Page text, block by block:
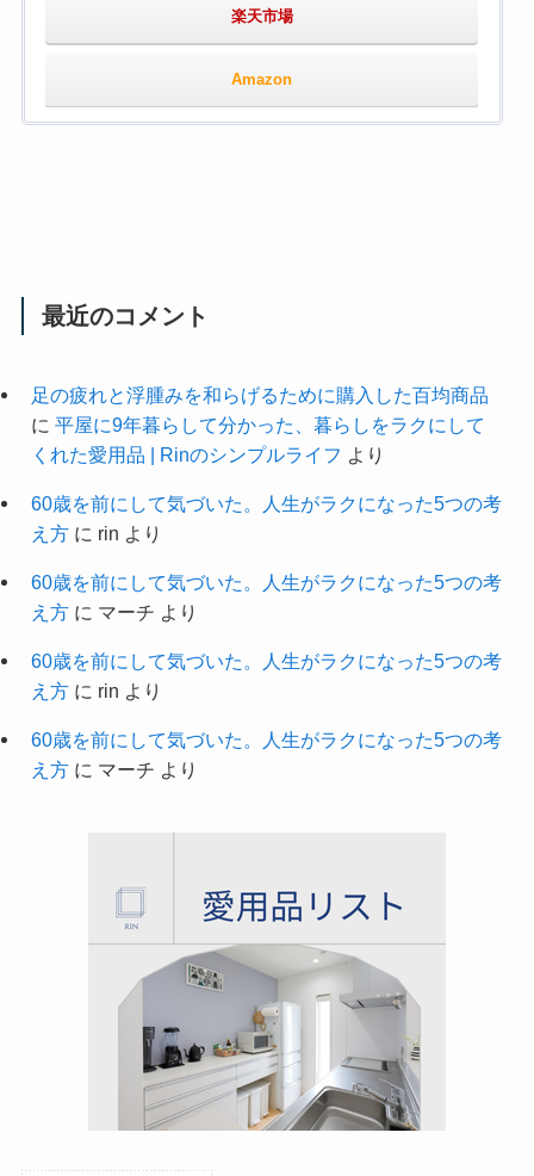
楽天市場
Amazon
最近のコメント
足の疲れと浮腫みを和らげるために購入した百均商品
に 平屋に9年暮らして分かった、暮らしをラクにして
くれた愛用品 | Rinのシンプルライフ より
60歳を前にして気づいた。人生がラクになった5つの考
え方に rin より
60歳を前にして気づいた。人生がラクになった5つの考
え方に マーチ より
60歳を前にして気づいた。人生がラクになった5つの考
え方に rin より
60歳を前にして気づいた。人生がラクになった5つの考
え方に マーチ より